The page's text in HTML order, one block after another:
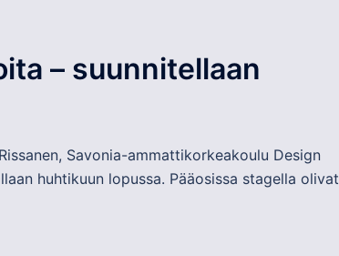
– suunnitellaan
Savonia-ammattikorkeakoulu Design
huhtikuun lopussa. Pääosissa stagella olivat